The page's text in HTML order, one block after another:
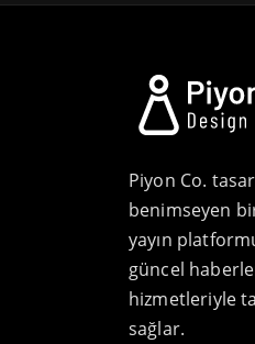
Piyon Co.
benimseyen
yayın
güncel
hizmetleriyle
sağlar.